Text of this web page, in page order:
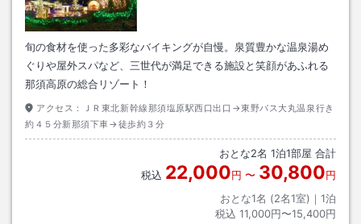
旬の食材を使った多彩なバイキングが自慢。泉質豊かな温泉湯め
ぐりや屋外スパなど、三世代が満足できる施設と笑顔があふれる
那須高原の総合リゾート！
アクセス：
ＪＲ東北新幹線那須塩原駅西口出口→東野バス大丸温泉行き
約４５分新那須下車→徒歩約３分
おとな2名 1泊1部屋 合計
税込 22,000円 〜 30,800円
おとな1名 (2名1室)｜ 1泊
税込 11,000円〜15,400円